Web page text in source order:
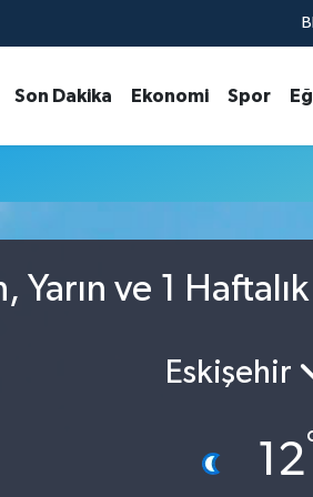
Son Dakika Ekonomi Spor
Yarın ve 1
Eskişehir
12